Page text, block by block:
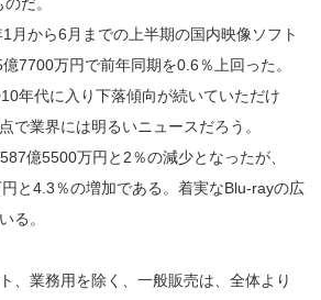
月から6月までの上半期の国内映像ソフト
7700万円で前年同期を0.6％上回った。
年代に入り下落傾向が続いていただけ
で業界には明るいニュースだろう。
億5500万円と2％の減少となったが、
と4.3％の増加である。着実なBlu-rayの広
る。
、業務用を除く、一般販売は、全体より